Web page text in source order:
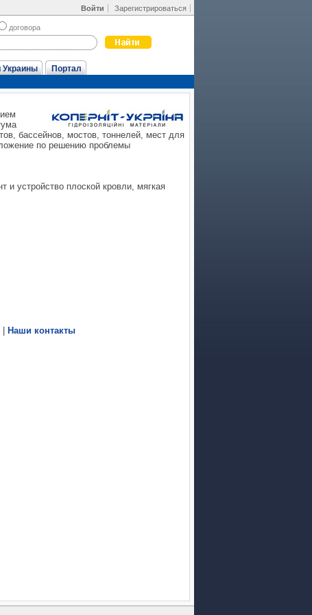
Войти Зарегистрироваться
договора
Украины Портал
бассейнов, мостов, тоннелей, мест для
по решению проблемы
и устройство плоской кровли, мягкая
Наши контакты